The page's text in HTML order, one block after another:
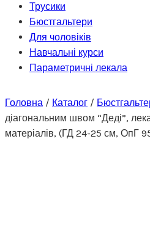
Трусики
Бюстгальтери
Для чоловіків
Навчальні курси
Параметричні лекала
Головна / Каталог /
діагональним швом “Деді”,
матеріалів, (ГД 24-25 см, ОпГ